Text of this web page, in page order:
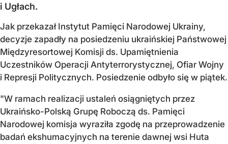
i Ugłach.
Jak przekazał Instytut Pamięci Narodowej Ukrainy,
decyzje zapadły na posiedzeniu ukraińskiej Państwowej
Międzyresortowej Komisji ds. Upamiętnienia
Uczestników Operacji Antyterrorystycznej, Ofiar Wojny
i Represji Politycznych. Posiedzenie odbyło się w piątek.
"W ramach realizacji ustaleń osiągniętych przez
Ukraińsko-Polską Grupę Roboczą ds. Pamięci
Narodowej komisja wyraziła zgodę na przeprowadzenie
badań ekshumacyjnych na terenie dawnej wsi Huta